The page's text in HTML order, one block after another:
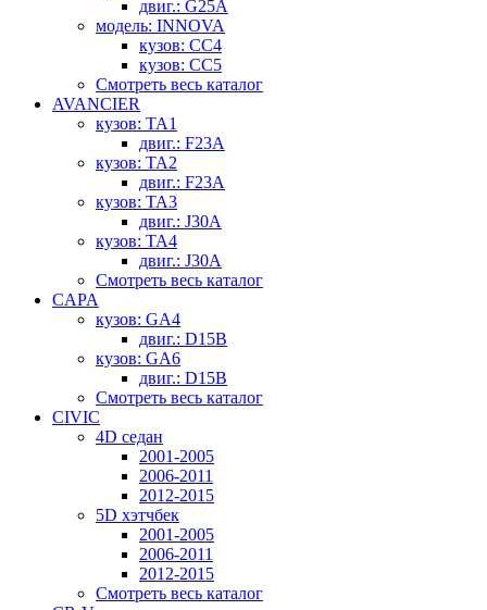
двиг.: G25A
модель: INNOVA
кузов: CC4
кузов: CC5
Смотреть весь каталог
AVANCIER
кузов: TA1
двиг.: F23A
кузов: TA2
двиг.: F23A
кузов: TA3
двиг.: J30A
кузов: TA4
двиг.: J30A
Смотреть весь каталог
CAPA
кузов: GA4
двиг.: D15B
кузов: GA6
двиг.: D15B
Смотреть весь каталог
CIVIC
4D седан
2001-2005
2006-2011
2012-2015
5D хэтчбек
2001-2005
2006-2011
2012-2015
Смотреть весь каталог